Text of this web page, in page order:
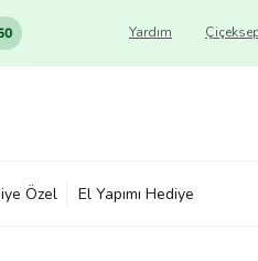
Yardım
Özel El Yapımı Hediye